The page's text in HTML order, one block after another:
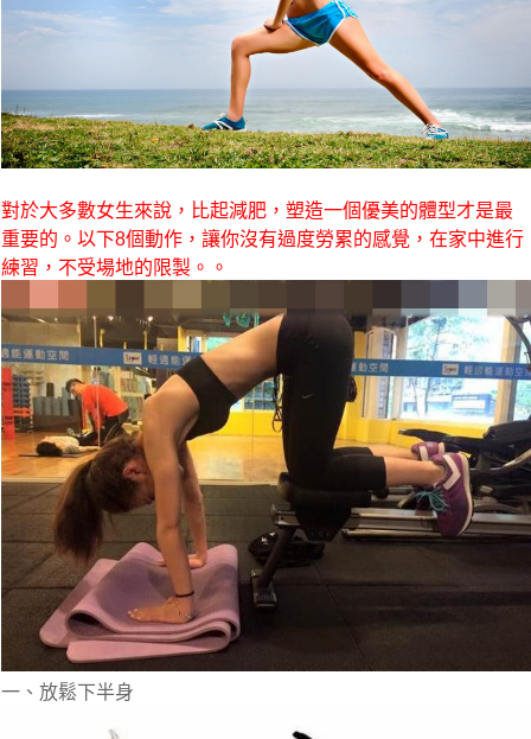
對於大多數女生來說，比起減肥，塑造一個優美的體型才是最
重要的。以下8個動作，讓你沒有過度勞累的感覺，在家中進行
練習，不受場地的限製。。
一、放鬆下半身